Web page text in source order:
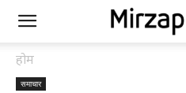
होम
समाचार